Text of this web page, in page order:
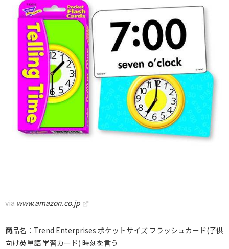
via www.amazon.co.jp
商品名：Trend Enterprises ポケットサイズ フラッシュカード(子供
向け英単語 学習カード) 時刻を言う